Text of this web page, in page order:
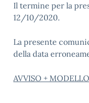
Il termine per la
12/10/2020.
La presente
della data
AVVISO +